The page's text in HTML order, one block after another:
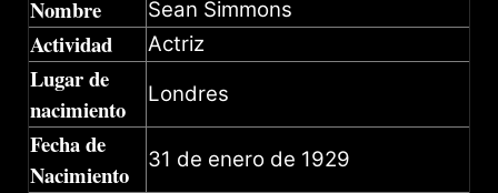
Nombre Sean Simmons
Actividad Actriz
Lugar de
nacimiento
Londres
Fecha de
Nacimiento
31 de enero de 1929